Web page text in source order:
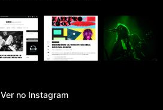
Ver no Instagram